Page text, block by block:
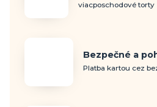
viacposchodové torty
Bezpečné a
Platba kartou cez